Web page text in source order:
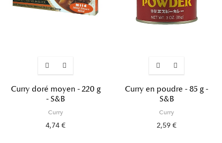
Curry doré moyen - 220 g
- S&B
Curry
4,74 €
Curry en poudre - 85 g -
S&B
Curry
2,59 €